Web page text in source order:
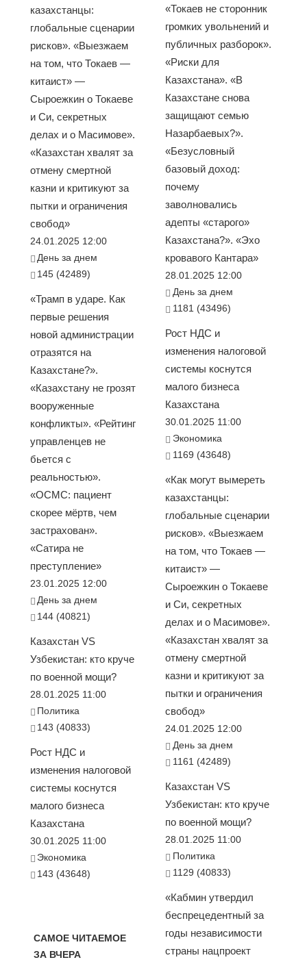
казахстанцы:
глобальные сценарии
рисков». «Выезжаем
на том, что Токаев —
китаист» —
Сыроежкин о Токаеве
и Си, секретных
делах и о Масимове».
«Казахстан хвалят за
отмену смертной
казни и критикуют за
пытки и ограничения
свобод»
24.01.2025 12:00
День за днем
145 (42489)
«Трамп в ударе. Как
первые решения
новой администрации
отразятся на
Казахстане?».
«Казахстану не грозят
вооруженные
конфликты». «Рейтинг
управленцев не
бьется с
реальностью».
«ОСМС: пациент
скорее мёртв, чем
застрахован».
«Сатира не
преступление»
23.01.2025 12:00
День за днем
144 (40821)
Казахстан VS
Узбекистан: кто круче
по военной мощи?
28.01.2025 11:00
Политика
143 (40833)
Рост НДС и
изменения налоговой
системы коснутся
малого бизнеса
Казахстана
30.01.2025 11:00
Экономика
143 (43648)
САМОЕ ЧИТАЕМОЕ
ЗА ВЧЕРА
«Токаев не сторонник
громких увольнений и
публичных разборок».
«Риски для
Казахстана». «В
Казахстане снова
защищают семью
Назарбаевых?».
«Безусловный
базовый доход:
почему
заволновались
адепты «старого»
Казахстана?». «Эхо
кровавого Кантара»
28.01.2025 12:00
День за днем
1181 (43496)
Рост НДС и
изменения налоговой
системы коснутся
малого бизнеса
Казахстана
30.01.2025 11:00
Экономика
1169 (43648)
«Как могут вымереть
казахстанцы:
глобальные сценарии
рисков». «Выезжаем
на том, что Токаев —
китаист» —
Сыроежкин о Токаеве
и Си, секретных
делах и о Масимове».
«Казахстан хвалят за
отмену смертной
казни и критикуют за
пытки и ограничения
свобод»
24.01.2025 12:00
День за днем
1161 (42489)
Казахстан VS
Узбекистан: кто круче
по военной мощи?
28.01.2025 11:00
Политика
1129 (40833)
«Кабмин утвердил
беспрецедентный за
годы независимости
страны нацпроект